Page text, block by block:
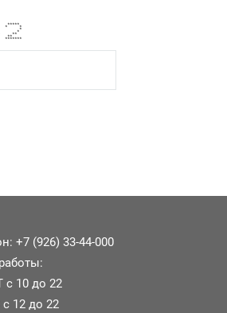
* *
* *
* *
**
**
+7 (926) 33-44-000
с 10 до 22
12 до 22